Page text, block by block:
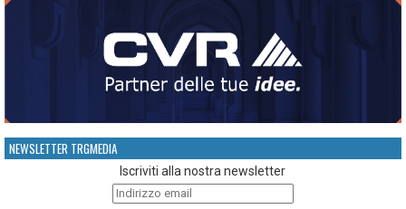
NEWSLETTER TRGMEDIA
Iscriviti alla nostra newsletter